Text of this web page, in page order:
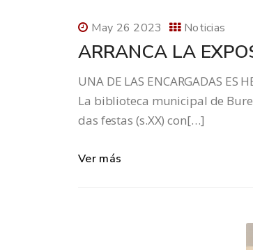
May 26 2023 Noticias
ARRANCA LA
UNA DE LAS ENCARGADAS ES
La biblioteca municipal de
das festas (s.XX) con[…]
Ver más